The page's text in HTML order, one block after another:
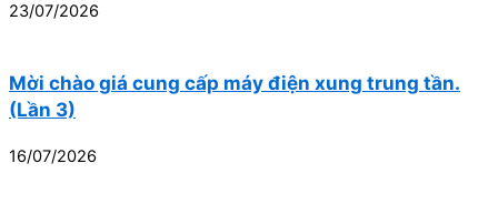
23/07/2026
Mời chào giá cung cấp máy điện xung trung tần.
(Lần 3)
16/07/2026